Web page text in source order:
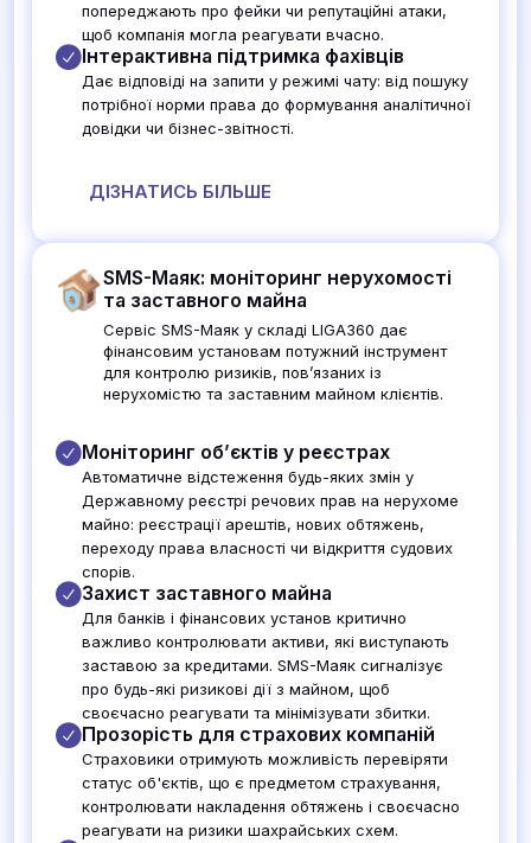
попереджають про фейки чи репутаційні атаки,
щоб компанія могла реагувати вчасно.
Інтерактивна підтримка фахівців
Дає відповіді на запити у режимі чату: від пошуку
потрібної норми права до формування аналітичної
довідки чи бізнес-звітності.
ДІЗНАТИСЬ БІЛЬШЕ
SMS-Маяк: моніторинг нерухомості
та заставного майна
Сервіс SMS-Маяк у складі LIGA360 дає
фінансовим установам потужний інструмент
для контролю ризиків, пов’язаних із
нерухомістю та заставним майном клієнтів.
Моніторинг об’єктів у реєстрах
Автоматичне відстеження будь-яких змін у
Державному реєстрі речових прав на нерухоме
майно: реєстрації арештів, нових обтяжень,
переходу права власності чи відкриття судових
спорів.
Захист заставного майна
Для банків і фінансових установ критично
важливо контролювати активи, які виступають
заставою за кредитами. SMS-Маяк сигналізує
про будь-які ризикові дії з майном, щоб
своєчасно реагувати та мінімізувати збитки.
Прозорість для страхових компаній
Страховики отримують можливість перевіряти
статус об'єктів, що є предметом страхування,
контролювати накладення обтяжень і своєчасно
реагувати на ризики шахрайських схем.